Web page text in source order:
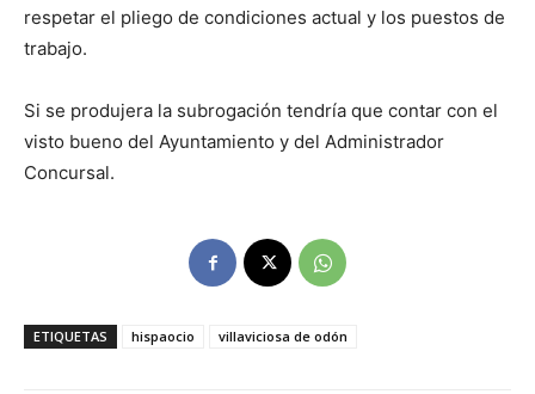
respetar el pliego de condiciones actual y los puestos de
trabajo.
Si se produjera la subrogación tendría que contar con el
visto bueno del Ayuntamiento y del Administrador
Concursal.
ETIQUETAS hispaocio villaviciosa de odón